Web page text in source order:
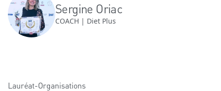
Sergine Oriac
COACH | Diet Plus
Lauréat-Organisations